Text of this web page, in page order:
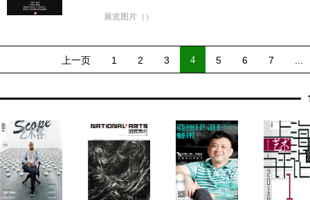
展览图片（）
上一页 1 2 3 4 5 6 7